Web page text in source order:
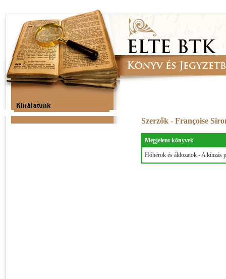
Szerzők - Françoise
Megjelent könyvei:
Hóhérok és áldozatok - A kínzás